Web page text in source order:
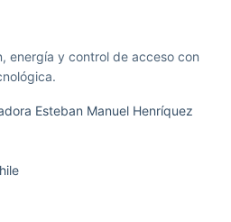
energía y control de acceso con
Esteban Manuel Henríquez